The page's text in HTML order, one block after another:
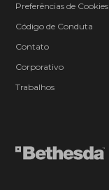
Preferências de Cookies
Código de Conduta
Contato
Corporativo
Trabalhos